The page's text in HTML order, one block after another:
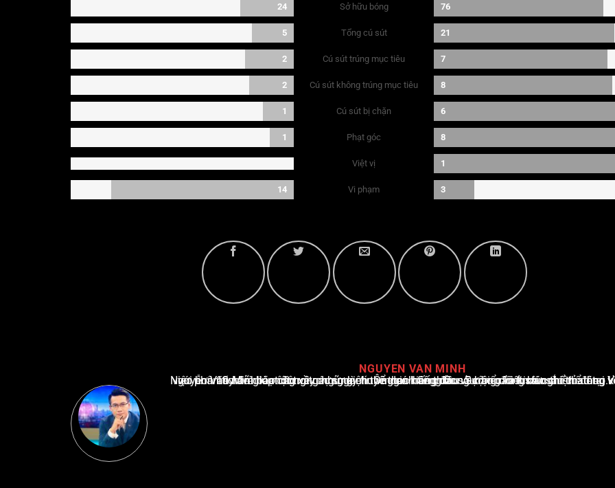
24 Sở hữu bóng 76
5 Tổng cú sút 21
2 Cú sút trúng mục tiêu 7
2 Cú sút không trúng mục tiêu 8
1 Cú sút bị chặn 6
1 Phạt góc 8
Việt vị 1
14 Vi phạm 3
NGUYEN VAN MINH
Nguyễn Văn Minh là một trong những chuyên gia hàng đầu về báo cáo tin tức thể thao tại Việt Nam, với hơn 10 năm hoạt động trong ngành. Ông có kiến thức sâu rộng và kinh nghiệm đáng kể trong việc phân tích và báo cáo về các sự kiện thể thao hàng đầu. Sự hiểu biết sâu sắc của ông về ngành này đã giúp ông xây dựng uy tín và danh tiếng trong cộng đồng báo chí thể thao.